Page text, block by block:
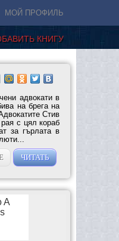
МОЙ ПРОФИЛЬ
КНИГУ
адвокати в
на брега на
Стив
с цял кораб
за гърлата в
ЧИТАТЬ